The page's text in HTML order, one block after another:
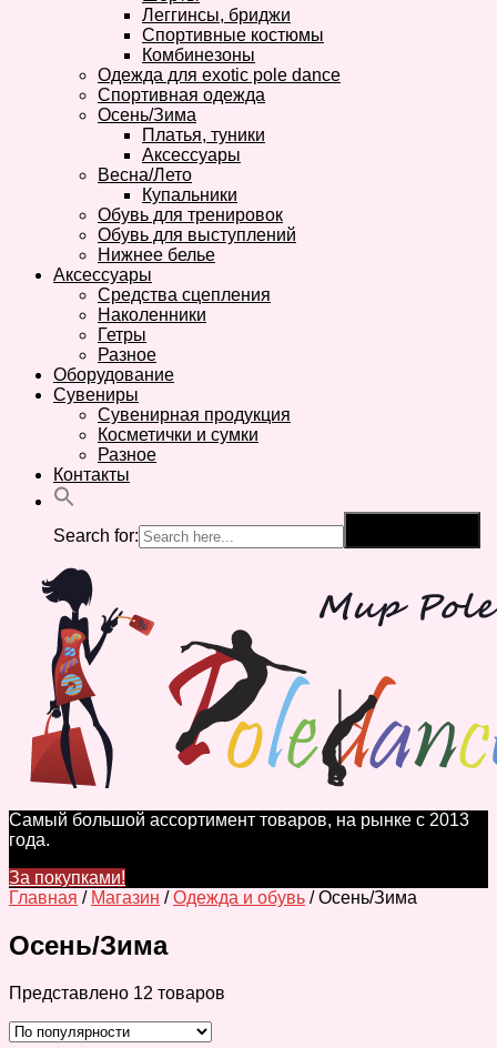
Леггинсы, бриджи
Спортивные костюмы
Комбинезоны
Одежда для exotic pole dance
Спортивная одежда
Осень/Зима
Платья, туники
Аксессуары
Весна/Лето
Купальники
Обувь для тренировок
Обувь для выступлений
Нижнее белье
Аксессуары
Средства сцепления
Наколенники
Гетры
Разное
Оборудование
Сувениры
Сувенирная продукция
Косметички и сумки
Разное
Контакты
Search for:
Самый большой ассортимент товаров, на рынке с 2013
года.
За покупками!
Главная / Магазин /Одежда и обувь / Осень/Зима
Осень/Зима
Представлено 12 товаров